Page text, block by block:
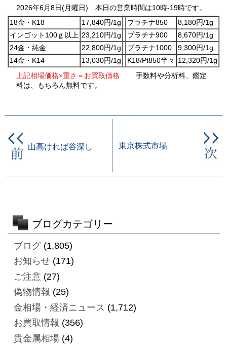
2026年6月8日(月曜日) 本日の営業時間は10時-19時です。
18金・K18
17,840円/1g プラチナ850
8,180円/1g
インゴット100ｇ以上 23,210円/1g プラチナ900
8,670円/1g
24金・純金
22,800円/1g プラチナ1000
9,300円/1g
14金・K14
13,030円/1g K18/Pt850半々
12,320円/1g
上記相場価格×重さ＝お買取価格手数料や分析料、鑑定
料は、もちろん無料です。
山高ければ谷深し 東京株式市場
ブログカテゴリー
ブログ(1,805)
お知らせ(171)
ご注意(27)
偽物情報 (25)
金相場・経済ニュース (1,712)
お買取情報 (356)
貴金属相場(4)